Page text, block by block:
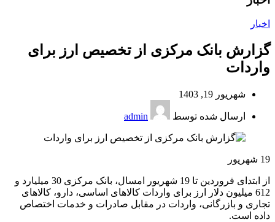
اخبار
گزارش بانک مرکزی از تخصیص ارز برای
واردات
شهریور 19, 1403
ارسال شده توسط admin
19 شهریور
از ابتدای فروردین تا 19 شهریور امسال، بانک مرکزی 30 میلیارد و
612 میلیون دلار ارز برای واردات کالاهای اساسی، دارو، کالاهای
تجاری و بازرگانی، واردات در مقابل صادرات و خدمات اختصاص
داده است.